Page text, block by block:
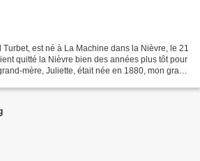
Turbet, est né à La Machine dans la Nièvre, le 21
quitté la Nièvre bien des années plus tôt pour
mère, Juliette, était née en 1880, mon grand